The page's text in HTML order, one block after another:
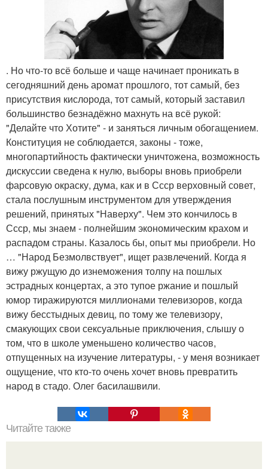
. Но что-то всё больше и чаще начинает проникать в
сегодняшний день аромат прошлого, тот самый, без
присутствия кислорода, тот самый, который заставил
большинство безнадёжно махнуть на всё рукой:
"Делайте что Хотите" - и заняться личным обогащением.
Конституция не соблюдается, законы - тоже,
многопартийность фактически уничтожена, возможность
дискуссии сведена к нулю, выборы вновь приобрели
фарсовую окраску, дума, как и в Ссср верховный совет,
стала послушным инструментом для утверждения
решений, принятых "Наверху". Чем это кончилось в
Ссср, мы знаем - полнейшим экономическим крахом и
распадом страны. Казалось бы, опыт мы приобрели. Но
… "Народ Безмолвствует", ищет развлечений. Когда я
вижу ржущую до изнеможения толпу на пошлых
эстрадных концертах, а это тупое ржание и пошлый
юмор тиражируются миллионами телевизоров, когда
вижу бесстыдных девиц, по тому же телевизору,
смакующих свои сексуальные приключения, слышу о
том, что в школе уменьшено количество часов,
отпущенных на изучение литературы, - у меня возникает
ощущение, что кто-то очень хочет вновь превратить
народ в стадо. Олег басилашвили.
Читайте также